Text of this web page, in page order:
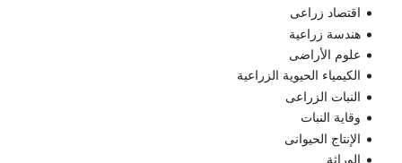
اقتصاد زراعى
هندسة زراعية
علوم الأراضى
الكيمياء الحيوية الزراعية
النبات الزراعى
وقاية النبات
الإنتاج الحيوانى
الوراثة